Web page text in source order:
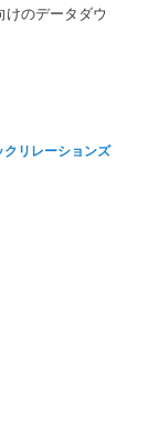
けのデータダウ
クリレーションズ